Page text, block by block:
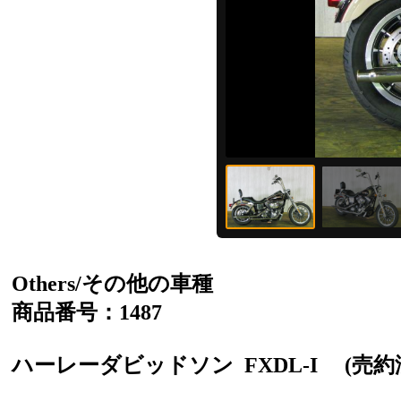
Others/その他の車種
商品番号：1487
ハーレーダビッドソン FXDL-I (売約